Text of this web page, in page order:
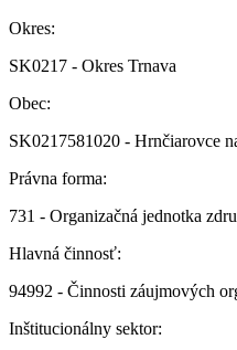
Okres:
SK0217 - Okres Trnava
Obec:
SK0217581020 - Hrnčiarovce
Právna forma:
731 - Organizačná jednotka
Hlavná činnosť:
94992 - Činnosti záujmových
Inštitucionálny sektor: